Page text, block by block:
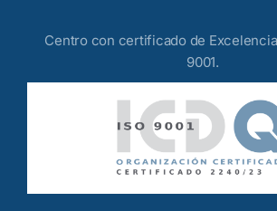
Centro con certificado de
9001.